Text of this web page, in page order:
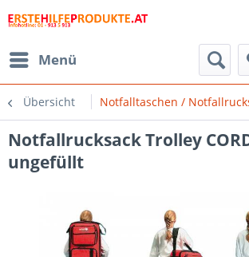
Menü
Übersicht Notfalltaschen /
Notfallrucksack Trolley
ungefüllt